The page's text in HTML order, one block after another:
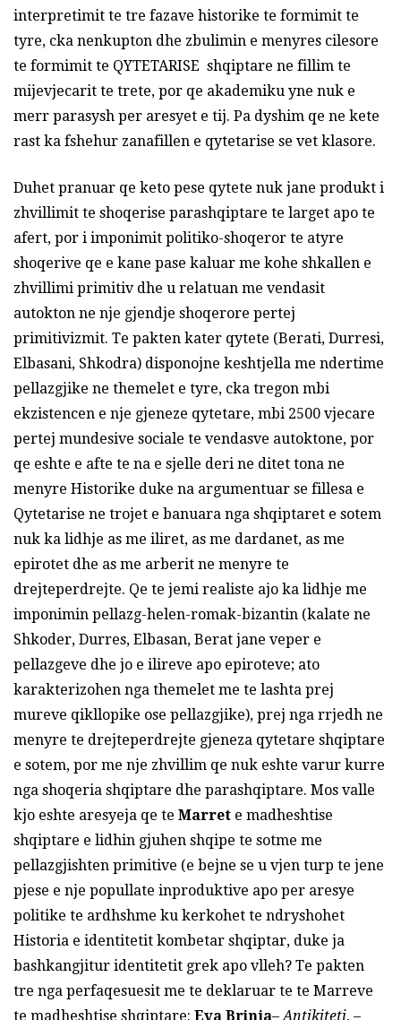
interpretimit te tre fazave historike te formimit te
tyre, cka nenkupton dhe zbulimin e menyres cilesore
te formimit te QYTETARISE shqiptare ne fillim te
mijevjecarit te trete, por qe akademiku yne nuk e
merr parasysh per aresyet e tij. Pa dyshim qe ne kete
rast ka fshehur zanafillen e qytetarise se vet klasore.
Duhet pranuar qe keto pese qytete nuk jane produkt i
zhvillimit te shoqerise parashqiptare te larget apo te
afert, por i imponimit politiko-shoqeror te atyre
shoqerive qe e kane pase kaluar me kohe shkallen e
zhvillimi primitiv dhe u relatuan me vendasit
autokton ne nje gjendje shoqerore pertej
primitivizmit. Te pakten kater qytete (Berati, Durresi,
Elbasani, Shkodra) disponojne keshtjella me ndertime
pellazgjike ne themelet e tyre, cka tregon mbi
ekzistencen e nje gjeneze qytetare, mbi 2500 vjecare
pertej mundesive sociale te vendasve autoktone, por
qe eshte e afte te na e sjelle deri ne ditet tona ne
menyre Historike duke na argumentuar se fillesa e
Qytetarise ne trojet e banuara nga shqiptaret e sotem
nuk ka lidhje as me iliret, as me dardanet, as me
epirotet dhe as me arberit ne menyre te
drejteperdrejte. Qe te jemi realiste ajo ka lidhje me
imponimin pellazg-helen-romak-bizantin (kalate ne
Shkoder, Durres, Elbasan, Berat jane veper e
pellazgeve dhe jo e ilireve apo epiroteve; ato
karakterizohen nga themelet me te lashta prej
mureve qikllopike ose pellazgjike), prej nga rrjedh ne
menyre te drejteperdrejte gjeneza qytetare shqiptare
e sotem, por me nje zhvillim qe nuk eshte varur kurre
nga shoqeria shqiptare dhe parashqiptare. Mos valle
kjo eshte aresyeja qe te Marret e madheshtise
shqiptare e lidhin gjuhen shqipe te sotme me
pellazgjishten primitive (e bejne se u vjen turp te jene
pjese e nje popullate inproduktive apo per aresye
politike te ardhshme ku kerkohet te ndryshohet
Historia e identitetit kombetar shqiptar, duke ja
bashkangjitur identitetit grek apo vlleh? Te pakten
tre nga perfaqesuesit me te deklaruar te te Marreve
te madheshtise shqiptare: Eva Brinja– Antikiteti, –